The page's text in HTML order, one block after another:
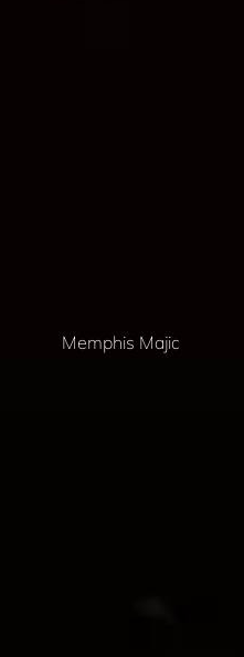
Memphis Majic